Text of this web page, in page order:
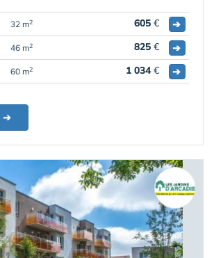
32 m2 605 €
➔
46 m2 825 €
➔
60 m2 1 034€ ➔
➔